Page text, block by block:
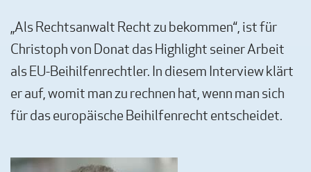
„Als Rechtsanwalt Recht zu bekommen“, ist für
Christoph von Donat das Highlight seiner Arbeit
als EU-Beihilfenrechtler. In diesem Interview klärt
er auf, womit man zu rechnen hat, wenn man sich
für das europäische Beihilfenrecht entscheidet.